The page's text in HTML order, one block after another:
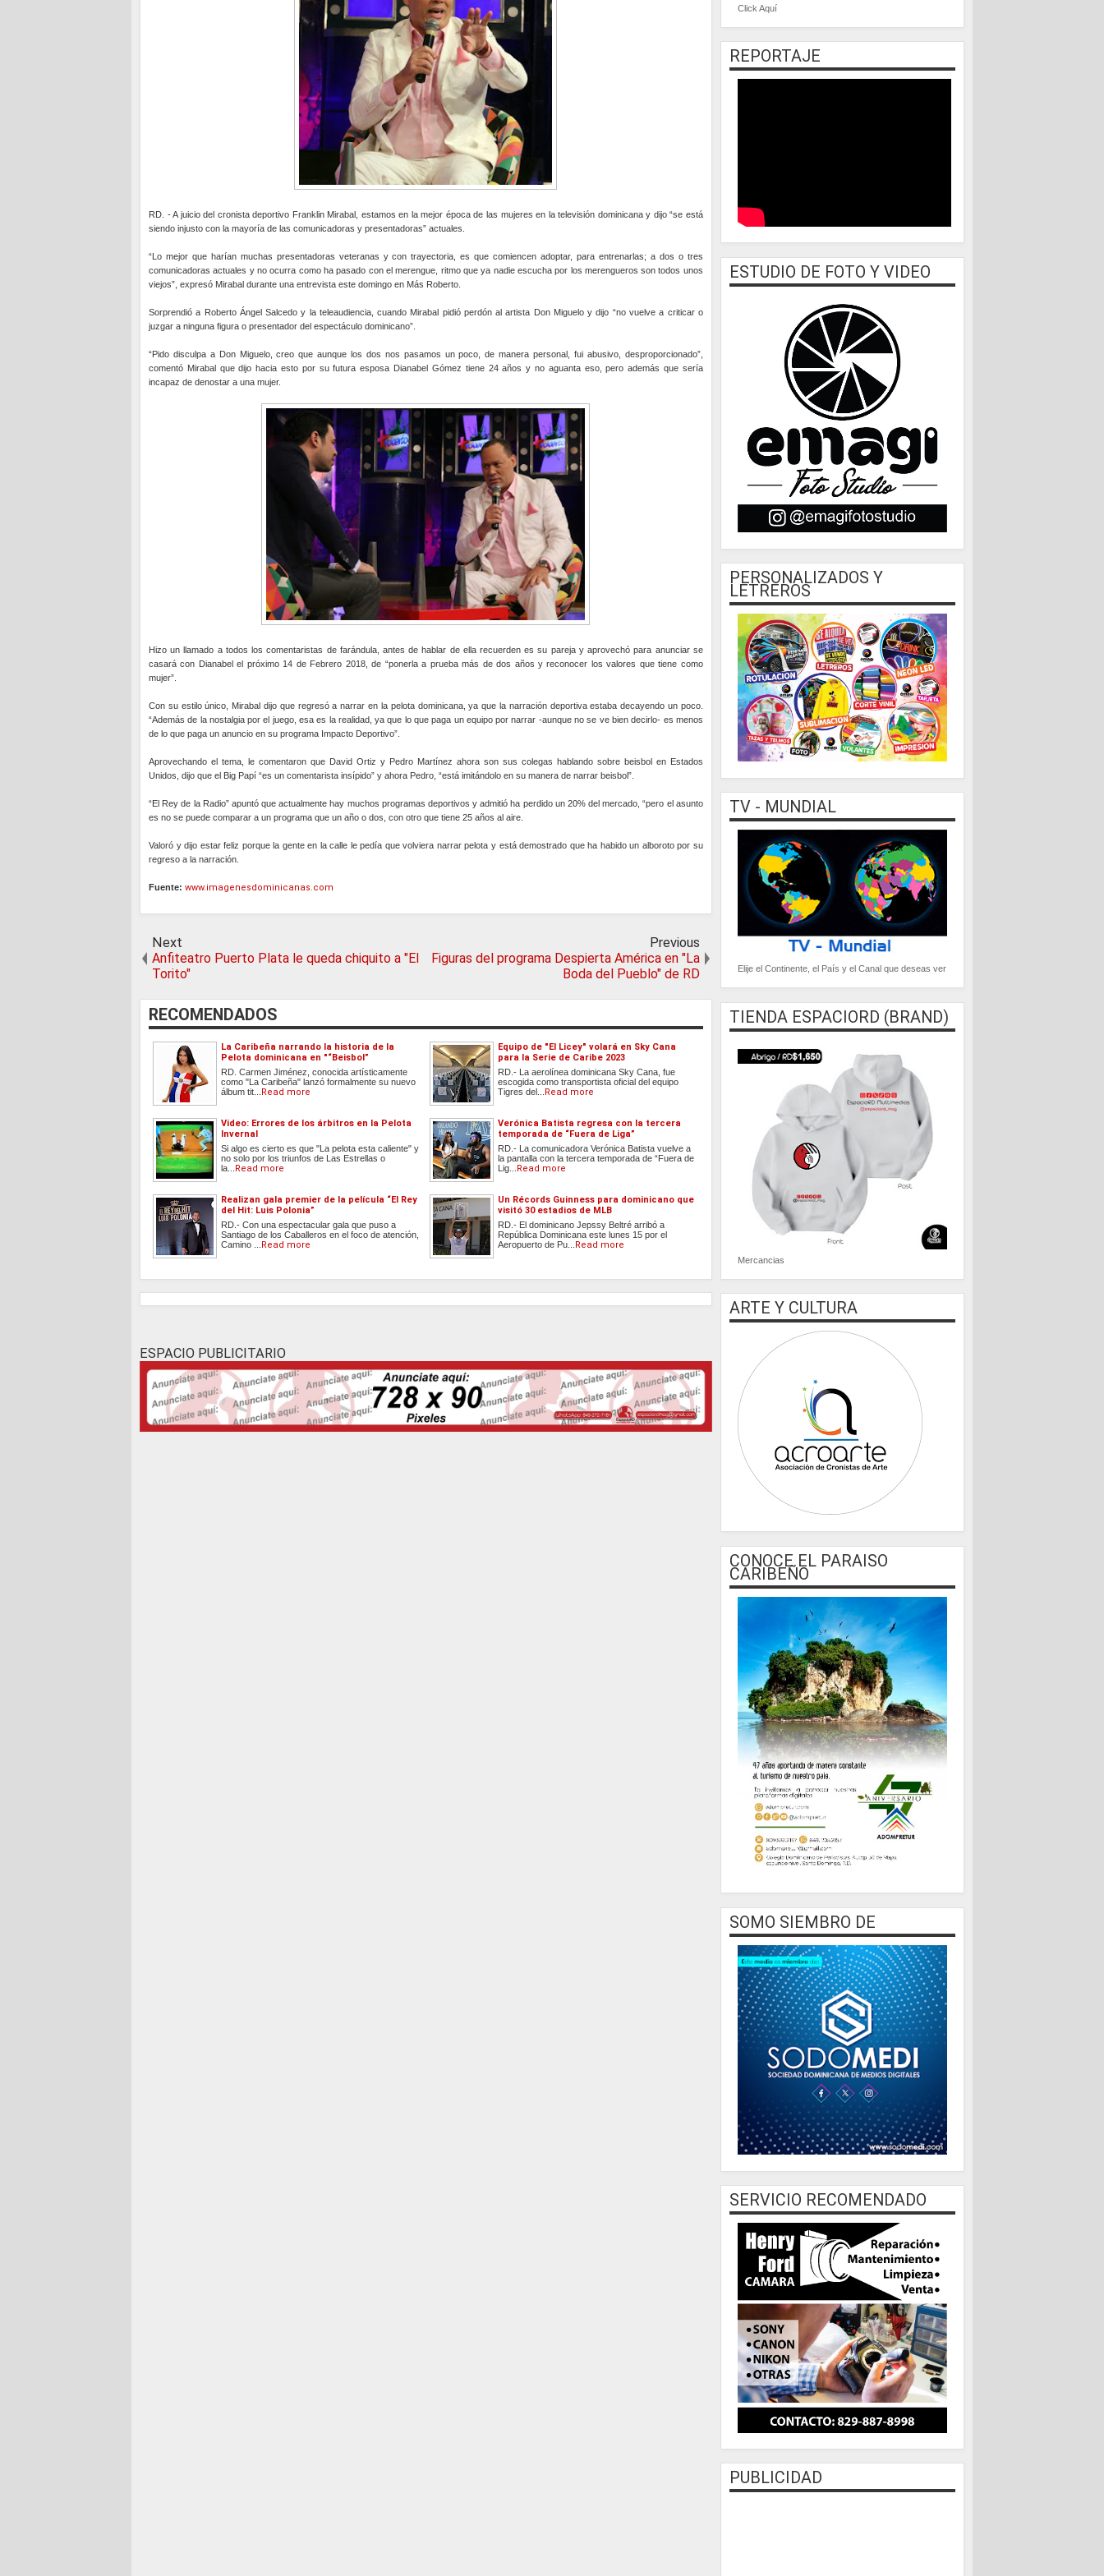
RD. - A juicio del cronista deportivo Franklin Mirabal, estamos en la mejor época de las mujeres en la televisión dominicana y dijo “se está
siendo injusto con la mayoría de las comunicadoras y presentadoras” actuales.
“Lo mejor que harían muchas presentadoras veteranas y con trayectoria, es que comiencen adoptar, para entrenarlas; a dos o tres
comunicadoras actuales y no ocurra como ha pasado con el merengue, ritmo que ya nadie escucha por los merengueros son todos unos
viejos”, expresó Mirabal durante una entrevista este domingo en Más Roberto.
Sorprendió a Roberto Ángel Salcedo y la teleaudiencia, cuando Mirabal pidió perdón al artista Don Miguelo y dijo “no vuelve a criticar o
juzgar a ninguna figura o presentador del espectáculo dominicano”.
“Pido disculpa a Don Miguelo, creo que aunque los dos nos pasamos un poco, de manera personal, fui abusivo, desproporcionado”,
comentó Mirabal que dijo hacia esto por su futura esposa Dianabel Gómez tiene 24 años y no aguanta eso, pero además que sería
incapaz de denostar a una mujer.
Hizo un llamado a todos los comentaristas de farándula, antes de hablar de ella recuerden es su pareja y aprovechó para anunciar se
casará con Dianabel el próximo 14 de Febrero 2018, de “ponerla a prueba más de dos años y reconocer los valores que tiene como
mujer”.
Con su estilo único, Mirabal dijo que regresó a narrar en la pelota dominicana, ya que la narración deportiva estaba decayendo un poco.
“Además de la nostalgia por el juego, esa es la realidad, ya que lo que paga un equipo por narrar -aunque no se ve bien decirlo- es menos
de lo que paga un anuncio en su programa Impacto Deportivo”.
Aprovechando el tema, le comentaron que David Ortiz y Pedro Martínez ahora son sus colegas hablando sobre beisbol en Estados
Unidos, dijo que el Big Papí “es un comentarista insípido” y ahora Pedro, “está imitándolo en su manera de narrar beisbol”.
“El Rey de la Radio” apuntó que actualmente hay muchos programas deportivos y admitió ha perdido un 20% del mercado, “pero el asunto
es no se puede comparar a un programa que un año o dos, con otro que tiene 25 años al aire.
Valoró y dijo estar feliz porque la gente en la calle le pedía que volviera narrar pelota y está demostrado que ha habido un alboroto por su
regreso a la narración.
Fuente: www.imagenesdominicanas.com
Next
Anfiteatro Puerto Plata le queda chiquito a "El
Torito"
Previous
Figuras del programa Despierta América en "La
Boda del Pueblo" de RD
RECOMENDADOS
La Caribeña narrando la historia de la
Pelota dominicana en "“Beisbol”
RD. Carmen Jiménez, conocida artísticamente
como "La Caribeña" lanzó formalmente su nuevo
álbum tit...
Read more
Equipo de "El Licey" volará en Sky Cana
para la Serie de Caribe 2023
RD.- La aerolínea dominicana Sky Cana, fue
escogida como transportista oficial del equipo
Tigres del...
Read more
Video: Errores de los árbitros en la Pelota
Invernal
Si algo es cierto es que "La pelota esta caliente" y
no solo por los triunfos de Las Estrellas o
la...
Read more
Verónica Batista regresa con la tercera
temporada de “Fuera de Liga”
RD.- La comunicadora Verónica Batista vuelve a
la pantalla con la tercera temporada de “Fuera de
Lig...
Read more
Realizan gala premier de la película “El Rey
del Hit: Luis Polonia”
RD.- Con una espectacular gala que puso a
Santiago de los Caballeros en el foco de atención,
Camino ...
Read more
Un Récords Guinness para dominicano que
visitó 30 estadios de MLB
RD.- El dominicano Jepssy Beltré arribó a
República Dominicana este lunes 15 por el
Aeropuerto de Pu...
Read more
ESPACIO PUBLICITARIO
Click Aquí
REPORTAJE
ESTUDIO DE FOTO Y VIDEO
PERSONALIZADOS Y
LETREROS
TV - MUNDIAL
Elije el Continente, el País y el Canal que deseas ver
TIENDA ESPACIORD (BRAND)
Mercancias
ARTE Y CULTURA
CONOCE EL PARAISO
CARIBEÑO
SOMO SIEMBRO DE
SERVICIO RECOMENDADO
PUBLICIDAD